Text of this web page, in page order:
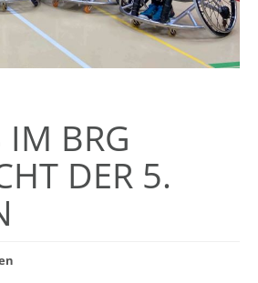
IM BRG
DER 5.